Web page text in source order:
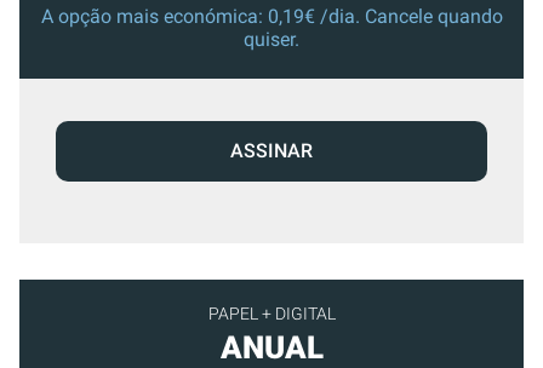
PAPEL + DIGITAL
ANUAL
A opção mais económica: 0,19€ /dia. Cancele quando
quiser.
ASSINAR